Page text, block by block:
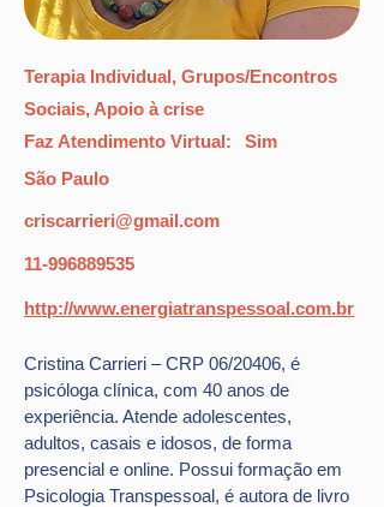
Terapia Individual, Grupos/Encontros
Sociais, Apoio à crise
Faz Atendimento Virtual:
Sim
São Paulo
criscarrieri@gmail.com
11-996889535
http://www.energiatranspessoal.com.br
Cristina Carrieri – CRP 06/20406, é
psicóloga clínica, com 40 anos de
experiência. Atende adolescentes,
adultos, casais e idosos, de forma
presencial e online. Possui formação em
Psicologia Transpessoal, é autora de livro